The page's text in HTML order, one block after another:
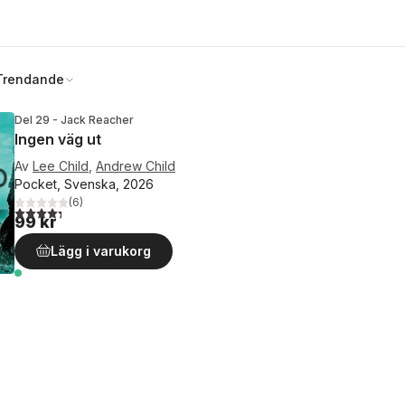
Del 29 - Jack Reacher
Ingen väg ut
Av Lee Child Andrew Child
Pocket, Svenska, 2026
4,3utav 5 stjärnor. Totalt antal röster:
(6)
99 kr
Lägg i varukorg